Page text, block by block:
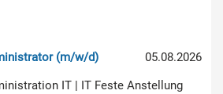
05.08.2026
(m/w/d)
IT | IT Feste Anstellung